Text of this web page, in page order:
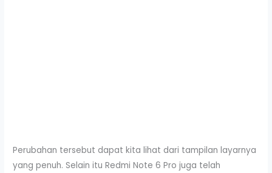
Perubahan tersebut dapat kita lihat dari tampilan layarnya
yang penuh. Selain itu Redmi Note 6 Pro juga telah